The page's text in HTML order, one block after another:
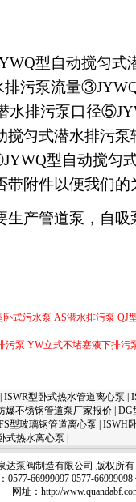
型自动搅匀式
污泵流量
水排污泵口径
匀式潜水排污
型自动搅匀
带附件以便我们
生产管道泵 ，自
卧式污水泵 AS潜水排污泵 QJ
污泵 YW立式不堵塞液下排污
ISWR型卧式热水管道离心泵
爆不锈钢管道泵厂家报价 DG
型玻璃钢管道离心泵
ISWH
式热水离心泵
达泵阀制造有限公司 版权所
0577-66999097 0577-
网址： http://